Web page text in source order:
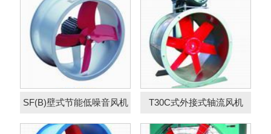
SF(B)壁式节能低噪音风机 T30C式外接式轴流风机
T35系列轴流风机
JS系列普通方型轴
流风机-负压风